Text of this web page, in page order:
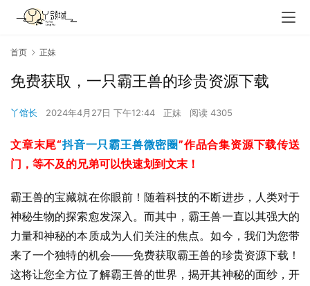
首页 正妹
免费获取，一只霸王兽的珍贵资源下载
丫馆长 2024年4月27日 下午12:44 正妹 阅读 4305
文章末尾“抖音一只霸王兽微密圈”作品合集资源下载传送
门，等不及的兄弟可以快速划到文末！
霸王兽的宝藏就在你眼前！随着科技的不断进步，人类对于
神秘生物的探索愈发深入。而其中，霸王兽一直以其强大的
力量和神秘的本质成为人们关注的焦点。如今，我们为您带
来了一个独特的机会——免费获取霸王兽的珍贵资源下载！
这将让您全方位了解霸王兽的世界，揭开其神秘的面纱，开